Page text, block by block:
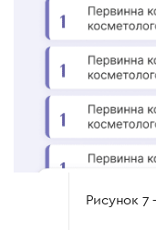
Рисунок 7